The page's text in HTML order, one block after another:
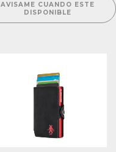
AVISAME CUANDO ESTE
DISPONIBLE